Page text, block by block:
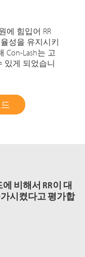
에 힘입어 RR
성을 유지시키
Con-Lash는 고
있게 되었습니
비해서 RR이 대
시켰다고 평가합